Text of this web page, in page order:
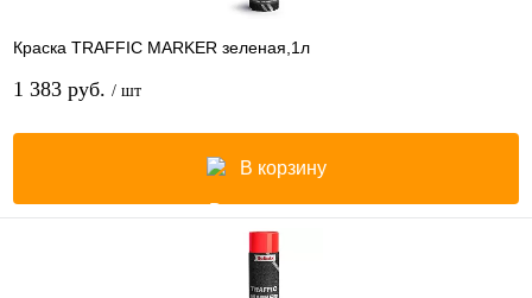
Краска TRAFFIC MARKER зеленая,1л
1 383 руб. / шт
В корзину